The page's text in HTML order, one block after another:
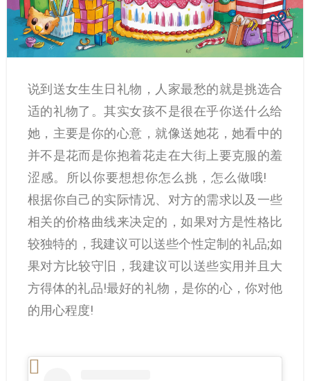
说到送女生生日礼物，人家最愁的就是挑选合
适的礼物了。其实女孩不是很在乎你送什么给
她，主要是你的心意，就像送她花，她看中的
并不是花而是你抱着花走在大街上要克服的羞
涩感。所以你要想想你怎么挑，怎么做哦!
根据你自己的实际情况、对方的需求以及一些
相关的价格曲线来决定的，如果对方是性格比
较独特的，我建议可以送些个性定制的礼品;如
果对方比较守旧，我建议可以送些实用并且大
方得体的礼品!最好的礼物，是你的心，你对他
的用心程度!